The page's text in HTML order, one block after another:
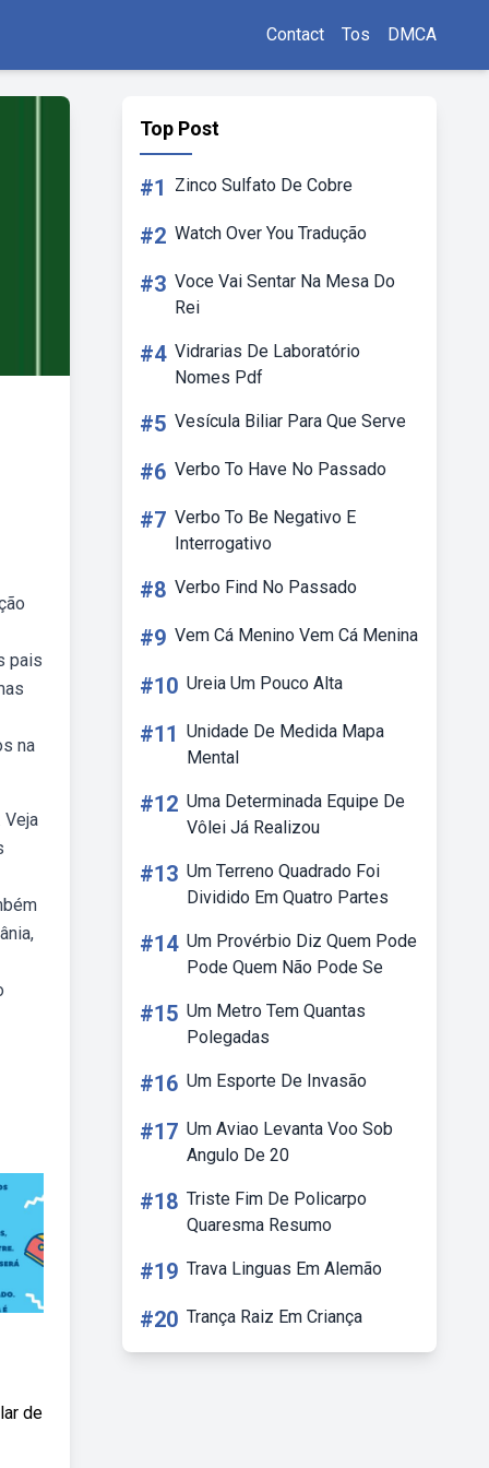
Contact Tos DMCA
pais
na
de
Top Post
#1 Zinco Sulfato De Cobre
#2 Watch Over You Tradução
#3 Voce Vai Sentar Na Mesa Do
Rei
#4 Vidrarias De Laboratório
Nomes Pdf
#5 Vesícula Biliar Para Que Serve
#6 Verbo To Have No Passado
#7 Verbo To Be Negativo E
Interrogativo
#8 Verbo Find No Passado
#9 Vem Cá Menino Vem Cá Menina
#10 Ureia Um Pouco Alta
#11 Unidade De Medida Mapa
Mental
#12 Uma Determinada Equipe De
Vôlei Já Realizou
#13 Um Terreno Quadrado Foi
Dividido Em Quatro Partes
#14 Um Provérbio Diz Quem Pode
Pode Quem Não Pode Se
#15 Um Metro Tem Quantas
Polegadas
#16 Um Esporte De Invasão
#17 Um Aviao Levanta Voo Sob
Angulo De 20
#18 Triste Fim De Policarpo
Quaresma Resumo
#19 Trava Linguas Em Alemão
#20 Trança Raiz Em Criança